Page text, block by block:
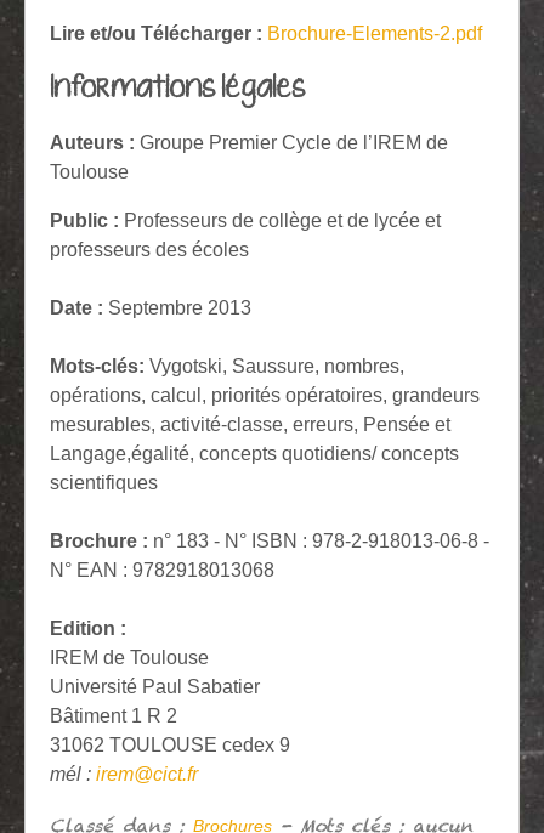
Lire et/ou Télécharger : Brochure-Elements-2.pdf
Informations légales
Auteurs : Groupe Premier Cycle de l’IREM de
Toulouse
Public : Professeurs de collège et de lycée et
professeurs des écoles
Date : Septembre 2013
Mots-clés: Vygotski, Saussure, nombres,
opérations, calcul, priorités opératoires, grandeurs
mesurables, activité-classe, erreurs, Pensée et
Langage,égalité, concepts quotidiens/ concepts
scientifiques
Brochure : n° 183 - N° ISBN : 978-2-918013-06-8 -
N° EAN : 9782918013068
Edition :
IREM de Toulouse
Université Paul Sabatier
Bâtiment 1 R 2
31062 TOULOUSE cedex 9
mél : irem@cict.fr
Classé dans : Brochures - Mots clés : aucun